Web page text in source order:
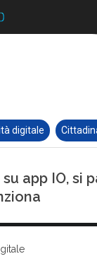
digitale
app IO, si